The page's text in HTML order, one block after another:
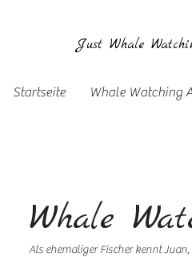
Just Whale
Startseite Whale Watching
Whale
Als ehemaliger Fischer kennt